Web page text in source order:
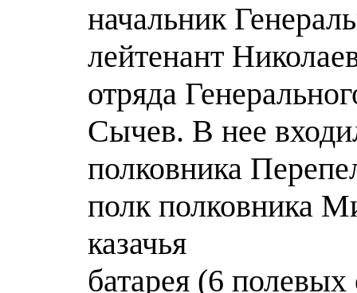
начальник
лейтенант
отряда
Сычев. В нее
полковника
полк полковника
казачья
батарея (6